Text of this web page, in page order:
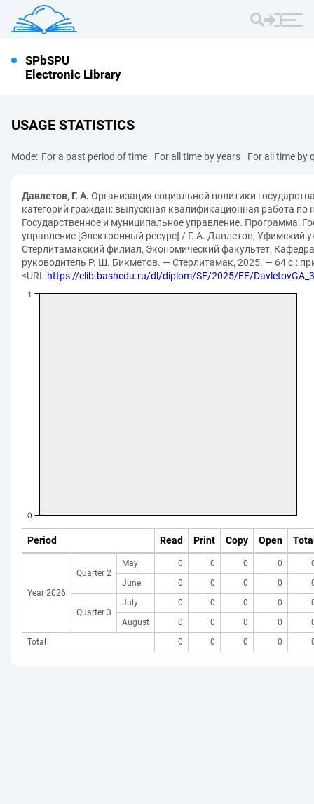
SPbSPU
Electronic Library
USAGE STATISTICS
Mode: For a past period of time For all time by years For all time by
Давлетов, Г. А. Организация социальной политики
категорий граждан: выпускная квалификационная работа по
Государственное и муниципальное управление. Программа:
управление [Электронный ресурс] / Г. А. Давлетов; Уфимский
Стерлитамакский филиал, Экономический факультет,
руководитель Р. Ш. Бикметов. — Стерлитамак, 2025. — 64 с.:
<URL:https://elib.bashedu.ru/dl/diplom/SF/2025/EF/
Period Read Print Copy Open
Year 2026
Quarter 2
May 0 0 0 0
June
0 0 0 0
Quarter 3
July 0 0 0 0
August
0 0 0 0
Total
0 0 0 0